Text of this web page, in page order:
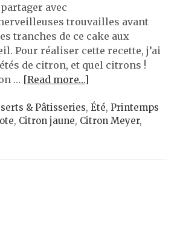
avec
trouvailles avant
tranches de ce cake aux
Pour réaliser cette recette, j’ai
de citron, et quel citrons !
… [Read more…]
& Pâtisseries,Été,Printemps
, Citron jaune, Citron Meyer,